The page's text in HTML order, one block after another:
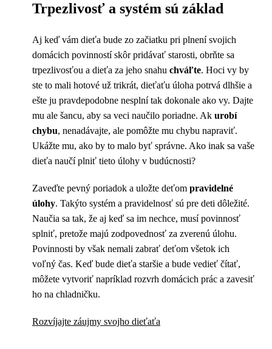
Trpezlivosť a systém sú základ
Aj keď vám dieťa bude zo začiatku pri plnení svojich
domácich povinností skôr pridávať starosti, obrňte sa
trpezlivosťou a dieťa za jeho snahu chváľte. Hoci vy by
ste to mali hotové už trikrát, dieťaťu úloha potrvá dlhšie a
ešte ju pravdepodobne nesplní tak dokonale ako vy. Dajte
mu ale šancu, aby sa veci naučilo poriadne. Ak urobí
chybu, nenadávajte, ale pomôžte mu chybu napraviť.
Ukážte mu, ako by to malo byť správne. Ako inak sa vaše
dieťa naučí plniť tieto úlohy v budúcnosti?
Zaveďte pevný poriadok a uložte deťom pravidelné
úlohy. Takýto systém a pravidelnosť sú pre deti dôležité.
Naučia sa tak, že aj keď sa im nechce, musí povinnosť
splniť, pretože majú zodpovednosť za zverenú úlohu.
Povinnosti by však nemali zabrať deťom všetok ich
voľný čas. Keď bude dieťa staršie a bude vedieť čítať,
môžete vytvoriť napríklad rozvrh domácich prác a zavesiť
ho na chladničku.
Rozvíjajte záujmy svojho dieťaťa